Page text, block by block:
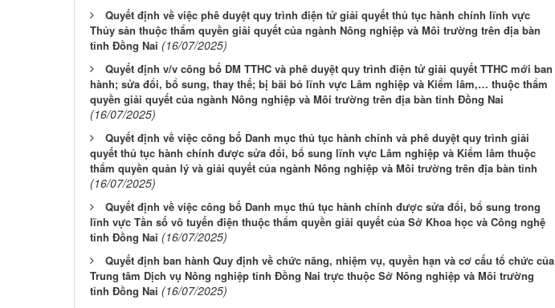
Quyết định về việc phê duyệt quy trình điện tử giải quyết thủ tục hành chính lĩnh vực
Thủy sản thuộc thẩm quyền giải quyết của ngành Nông nghiệp và Môi trường trên địa bàn
tỉnh Đồng Nai (16/07/2025)
Quyết định v/v công bố DM TTHC và phê duyệt quy trình điện tử giải quyết TTHC mới ban
hành; sửa đổi, bổ sung, thay thế; bị bãi bỏ lĩnh vực Lâm nghiệp và Kiểm lâm,… thuộc thẩm
quyền giải quyết của ngành Nông nghiệp và Môi trường trên địa bàn tỉnh Đồng Nai
(16/07/2025)
Quyết định về việc công bố Danh mục thủ tục hành chính và phê duyệt quy trình giải
quyết thủ tục hành chính được sửa đổi, bổ sung lĩnh vực Lâm nghiệp và Kiểm lâm thuộc
thẩm quyền quản lý và giải quyết của ngành Nông nghiệp và Môi trường trên địa bàn tỉnh
(16/07/2025)
Quyết định về việc công bố Danh mục thủ tục hành chính được sửa đổi, bổ sung trong
lĩnh vực Tần số vô tuyến điện thuộc thẩm quyền giải quyết của Sở Khoa học và Công nghệ
tỉnh Đồng Nai (16/07/2025)
Quyết định ban hành Quy định về chức năng, nhiệm vụ, quyền hạn và cơ cấu tổ chức của
Trung tâm Dịch vụ Nông nghiệp tỉnh Đồng Nai trực thuộc Sở Nông nghiệp và Môi trường
tỉnh Đồng Nai (16/07/2025)